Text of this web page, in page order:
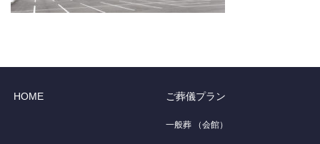
HOME ご葬儀プラン
一般葬 （会館）